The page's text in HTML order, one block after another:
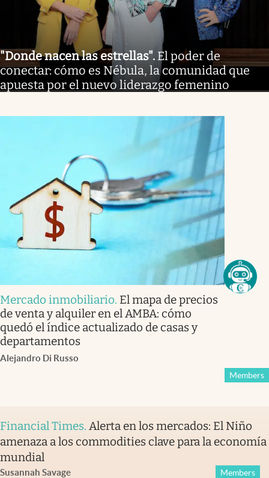
"Donde nacen las estrellas". El poder de
conectar: cómo es Nébula, la comunidad que
apuesta por el nuevo liderazgo femenino
Mercado inmobiliario. El mapa de precios
de venta y alquiler en el AMBA: cómo
quedó el índice actualizado de casas y
departamentos
Alejandro Di Russo
Members
Financial Times. Alerta en los mercados: El Niño
amenaza a los commodities clave para la economía
mundial
Susannah Savage Members